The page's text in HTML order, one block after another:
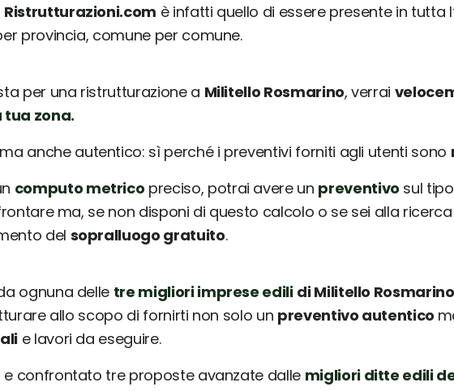
Ristrutturazioni.com è infatti quello di essere presente in tutta
provincia, comune per comune.
per una ristrutturazione a Militello Rosmarino, verrai
zona.
ma anche autentico: sì perché i preventivi forniti agli utenti sono
computo metrico preciso, potrai avere un preventivo sul
ma, se non disponi di questo calcolo o se sei alla
del sopralluogo gratuito.
ognuna delle tre migliori imprese edili di Militello Rosmarino
allo scopo di fornirti non solo un preventivo autentico
e lavori da eseguire.
confrontato tre proposte avanzate dalle migliori ditte edili